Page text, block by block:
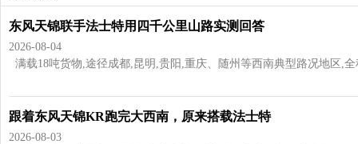
东风天锦联手法士特用四千公里山路实测回答
2026-08-04
满载18吨货物,途径成都,昆明,贵阳,重庆、随州等西南典型路况地区,
跟着东风天锦KR跑完大西南，原来搭载法士特
2026-08-03